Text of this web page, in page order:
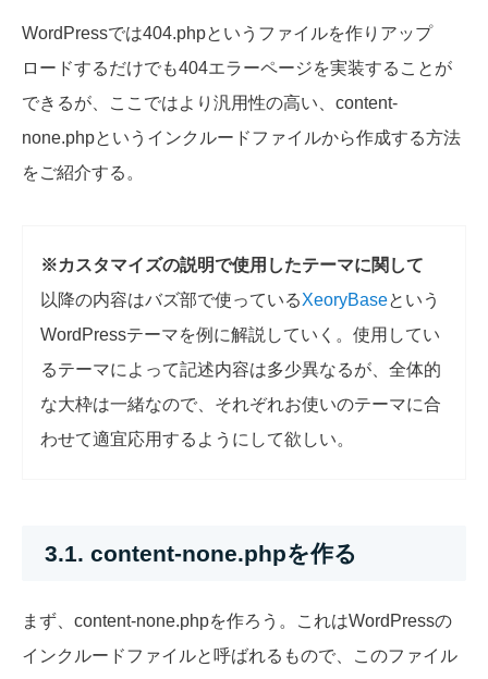
WordPressでは404.phpというファイルを作りアップ
ロードするだけでも404エラーページを実装することが
できるが、ここではより汎用性の高い、content-
none.phpというインクルードファイルから作成する方法
をご紹介する。
※カスタマイズの説明で使用したテーマに関して
以降の内容はバズ部で使っているXeoryBaseという
WordPressテーマを例に解説していく。使用してい
るテーマによって記述内容は多少異なるが、全体的
な大枠は一緒なので、それぞれお使いのテーマに合
わせて適宜応用するようにして欲しい。
3.1. content-none.phpを作る
まず、content-none.phpを作ろう。これはWordPressの
インクルードファイルと呼ばれるもので、このファイル